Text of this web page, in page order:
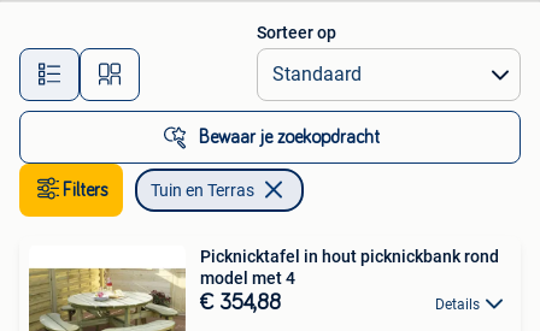
Alle afstanden…
Sorteer op
Bewaar je zoekopdracht
Filters Tuin en Terras
Picknicktafel in hout picknickbank rond
model met 4
€ 354,88 Details